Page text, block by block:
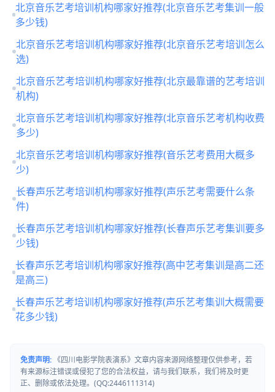
北京音乐艺考培训机构哪家好推荐(北京音乐艺考集训一般
多少钱)
北京音乐艺考培训机构哪家好推荐(北京音乐艺考培训怎么
选)
北京音乐艺考培训机构哪家好推荐(北京最靠谱的艺考培训
机构)
北京音乐艺考培训机构哪家好推荐(北京音乐艺考机构收费
多少)
北京音乐艺考培训机构哪家好推荐(音乐艺考费用大概多
少)
长春声乐艺考培训机构哪家好推荐(声乐艺考需要什么条
件)
长春声乐艺考培训机构哪家好推荐(长春声乐艺考集训要多
少钱)
长春声乐艺考培训机构哪家好推荐(高中艺考集训是高二还
是高三)
长春声乐艺考培训机构哪家好推荐(声乐艺考集训大概需要
花多少钱)
免责声明: 《四川电影学院表演系》文章内容来源网络整理仅供参考，若
有来源标注错误或侵犯了您的合法权益，请与我们联系，我们将及时更
正、删除或依法处理。(QQ:2446111314)